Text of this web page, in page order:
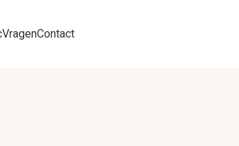
VragenContact